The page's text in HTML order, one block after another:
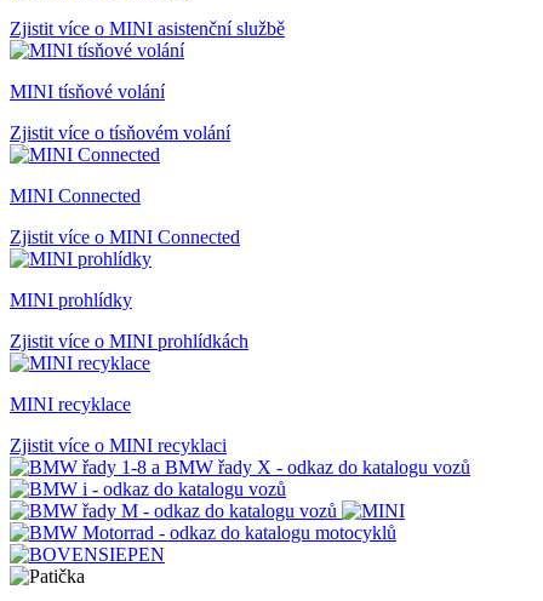
Zjistit více o MINI asistenční službě
MINI tísňové volání
Zjistit více o tísňovém volání
MINI Connected
Zjistit více o MINI Connected
MINI prohlídky
Zjistit více o MINI prohlídkách
MINI recyklace
Zjistit více o MINI recyklaci